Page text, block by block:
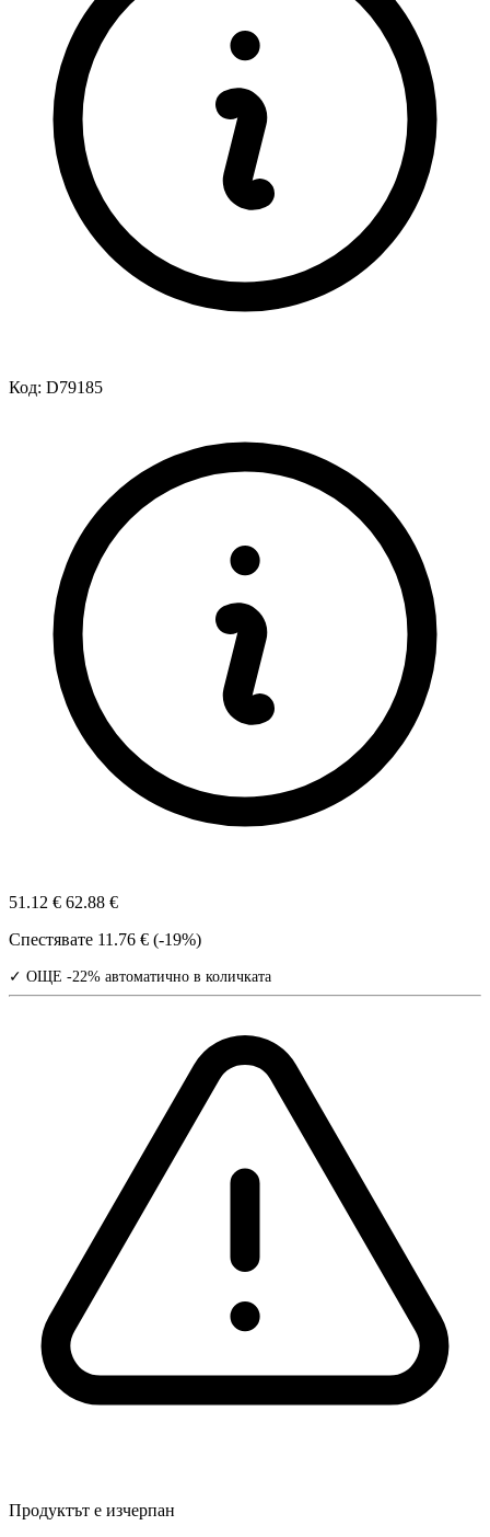
Код: D79185
51.12 € 62.88 €
Спестявате 11.76 € (-19%)
✓ ОЩЕ -22% автоматично в количката
Продуктът е изчерпан